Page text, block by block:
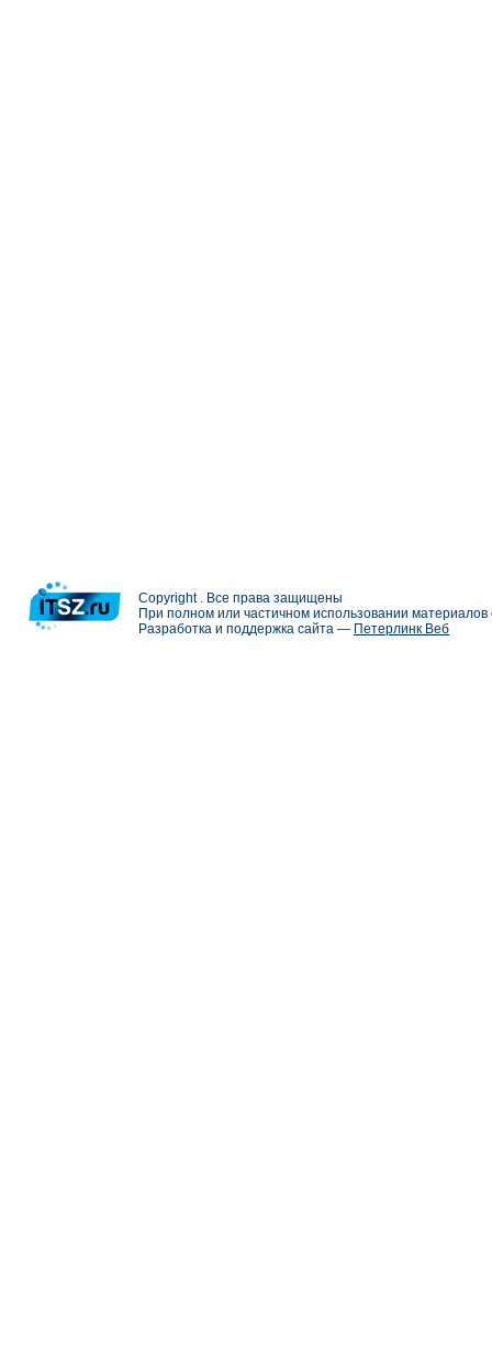
Copyright . Все права защищены
При полном или частичном использовании
Разработка и поддержка сайта — Петерлинк Веб